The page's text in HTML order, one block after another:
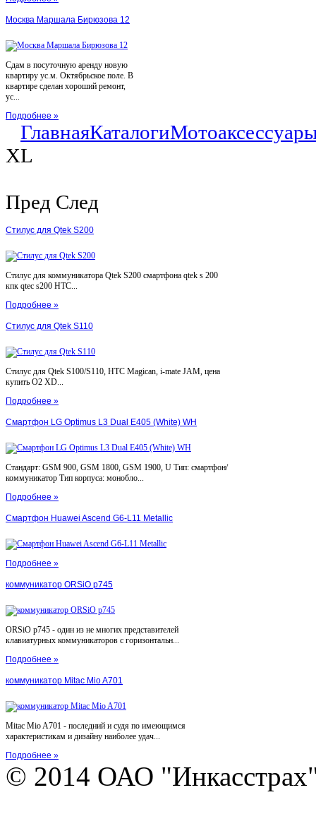
Москва Маршала Бирюзова 12
Сдам в посуточную аренду новую
квартиру ус.м. Октябрьское поле. В
квартире сделан хороший ремонт,
ус...
Подробнее »
ГлавнаяКаталоги
XL
Пред След
Стилус для Qtek S200
Стилус для коммуникатора Qtek S200 смартфона qtek s 200
кпк qtec s200 HTC...
Подробнее »
Стилус для Qtek S110
Стилус для Qtek S100/S110, HTC Magican, i-mate JAM, цена
купить O2 XD...
Подробнее »
Смартфон LG Optimus L3 Dual E405 (White) WH
Стандарт: GSM 900, GSM 1800, GSM 1900, U Тип: смартфон/
коммуникатор Тип корпуса: монобло...
Подробнее »
Смартфон Huawei Ascend G6-L11 Metallic
Подробнее »
коммуникатор ORSiO p745
ORSiO p745 - один из не многих представителей
клавиатурных коммуникаторов с горизонтальн...
Подробнее »
коммуникатор Mitac Mio A701
Mitac Mio A701 - последний и судя по имеющимся
характеристикам и дизайну наиболее удач...
Подробнее »
© 2014 ОАО